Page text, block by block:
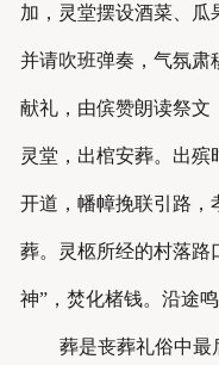
加，灵堂摆设酒菜、瓜
并请吹班弹奏，气氛肃
献礼，由傧赞朗读祭文
灵堂，出棺安葬。出殡
开道，幡幛挽联引路，
葬。灵柩所经的村落路
神”，焚化楮钱。沿途
葬是丧葬礼俗中最